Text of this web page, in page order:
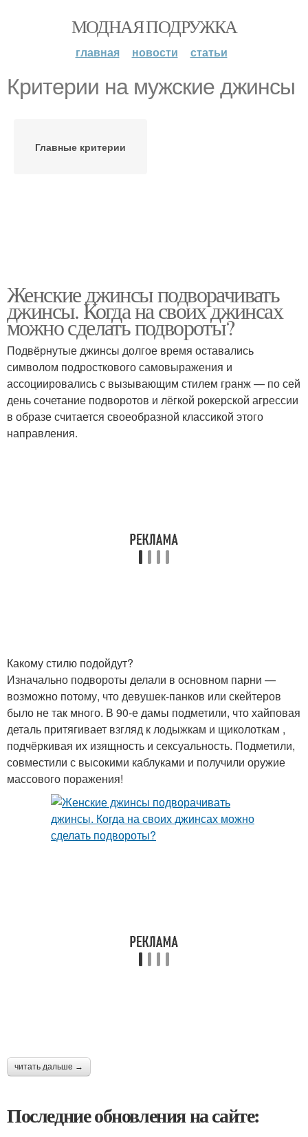
МОДНАЯ ПОДРУЖКА
главная новости статьи
Критерии на мужские джинсы
Главные критерии
Женские джинсы подворачивать
джинсы. Когда на своих джинсах
можно сделать подвороты?
Подвёрнутые джинсы долгое время оставались
символом подросткового самовыражения и
ассоциировались с вызывающим стилем гранж — по сей
день сочетание подворотов и лёгкой рокерской агрессии
в образе считается своеобразной классикой этого
направления.
Какому стилю подойдут?
Изначально подвороты делали в основном парни —
возможно потому, что девушек-панков или скейтеров
было не так много. В 90-е дамы подметили, что хайповая
деталь притягивает взгляд к лодыжкам и щиколоткам ,
подчёркивая их изящность и сексуальность. Подметили,
совместили с высокими каблуками и получили оружие
массового поражения!
читать дальше →
Последние обновления на сайте: